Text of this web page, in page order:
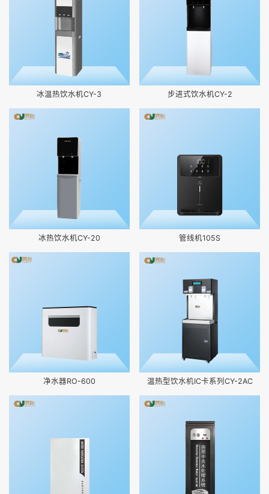
冰温热饮水机CY-3 步进式饮水机CY-2
冰热饮水机CY-20 管线机105S
净水器RO-600 温热型饮水机IC卡系列CY-2AC